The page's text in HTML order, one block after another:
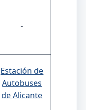
-
Estación de
Autobuses
de Alicante